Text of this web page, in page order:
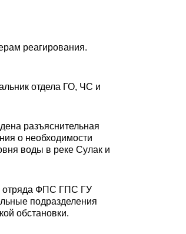
реагирования.
отдела ГО, ЧС и
разъяснительная
о необходимости
воды в реке Сулак и
отряда ФПС ГПС ГУ
подразделения
обстановки.